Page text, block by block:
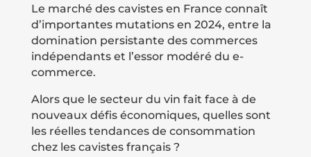
Le marché des cavistes en France connaît
d’importantes mutations en 2024, entre la
domination persistante des commerces
indépendants et l’essor modéré du e-
commerce.
Alors que le secteur du vin fait face à de
nouveaux défis économiques, quelles sont
les réelles tendances de consommation
chez les cavistes français ?